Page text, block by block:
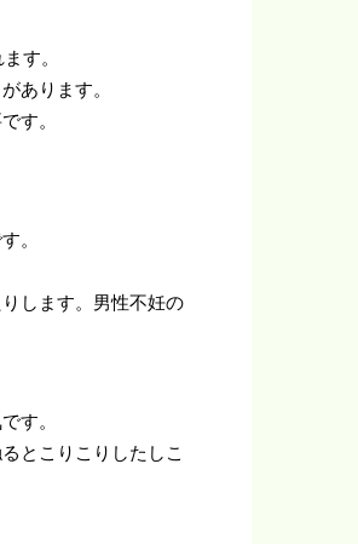
す。
あります。
す。
。
します。男性不妊の
す。
とこりこりしたしこ